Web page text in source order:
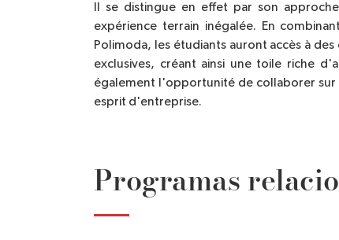
Il se distingue en effet par son
expérience terrain inégalée. En
Polimoda, les étudiants auront accès à
exclusives, créant ainsi une toile riche
également l'opportunité de collaborer sur
esprit d'entreprise.
Programas